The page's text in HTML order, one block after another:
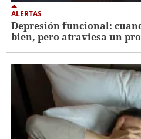
ALERTAS
Depresión funcional:
bien, pero atraviesa un